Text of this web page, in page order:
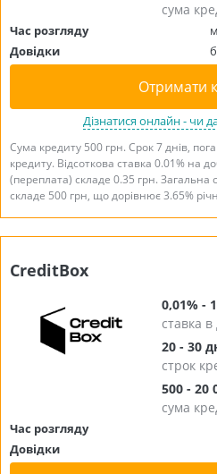
сума
Час розгляду
Довідки
Отримати
Дізнатися онлайн - чи
Сума кредиту 500 грн. Срок 7 днів,
кредиту. Відсоткова ставка 0.01% на
(переплата) складе 0.35 грн. Загальна
складе 500 грн, що дорівнює 3.65%
CreditBox
0,01% -
ставка
20 - 30
строк
500 - 20
сума
Час розгляду
Довідки